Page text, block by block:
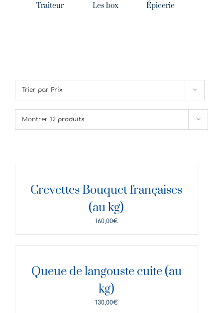
Traiteur Les box Épicerie
Trier par Prix
Montrer 12 produits
Crevettes Bouquet françaises
(au kg)
160,00€
Queue de langouste cuite (au
kg)
130,00€